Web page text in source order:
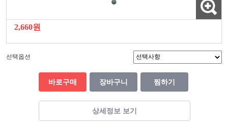
2,660원
선택옵션
바로구매 장바구니 찜하기
상세정보 보기